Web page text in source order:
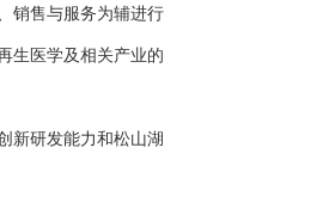
销售与服务为辅进行
生医学及相关产业的
新研发能力和松山湖